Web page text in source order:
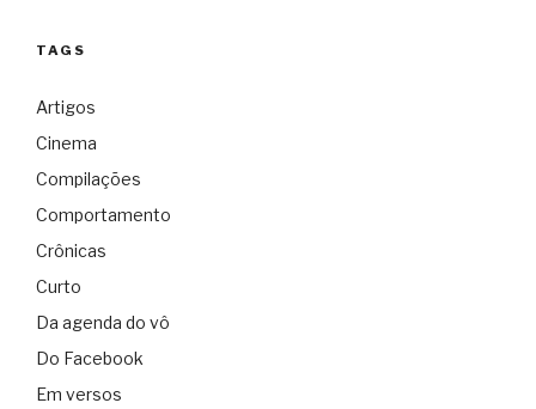
TAGS
Artigos
Cinema
Compilações
Comportamento
Crônicas
Curto
Da agenda do vô
Do Facebook
Em versos